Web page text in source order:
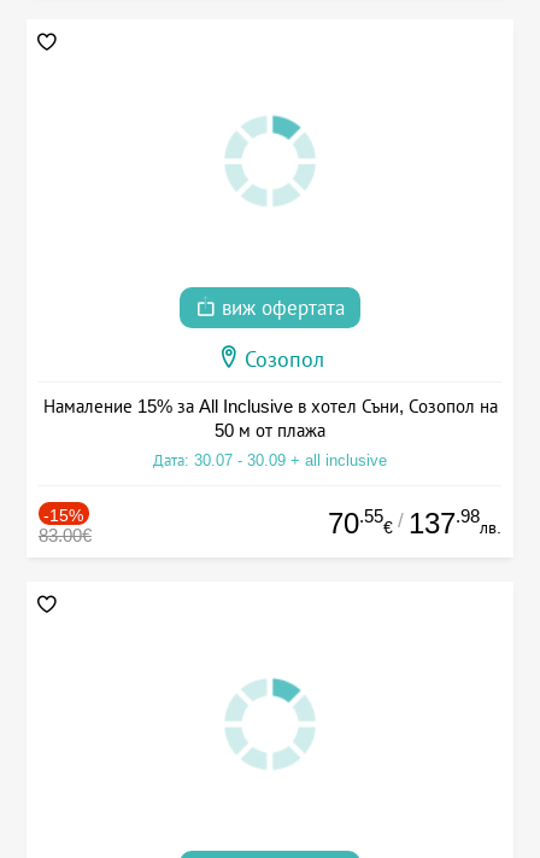
виж офертата
Созопол
Намаление 15% за All Inclusive в хотел Съни, Созопол на
50 м от плажа
Дата: 30.07 - 30.09 + all inclusive
-15%
83.00€ 70.55
€ / 137.98
лв.